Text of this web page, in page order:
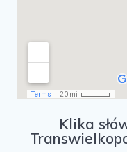
Klika